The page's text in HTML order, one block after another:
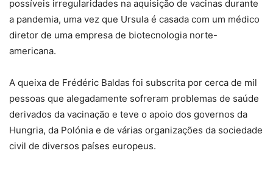
possíveis irregularidades na aquisição de vacinas durante
a pandemia, uma vez que Ursula é casada com um médico
diretor de uma empresa de biotecnologia norte-
americana.
A queixa de Frédéric Baldas foi subscrita por cerca de mil
pessoas que alegadamente sofreram problemas de saúde
derivados da vacinação e teve o apoio dos governos da
Hungria, da Polónia e de várias organizações da sociedade
civil de diversos países europeus.